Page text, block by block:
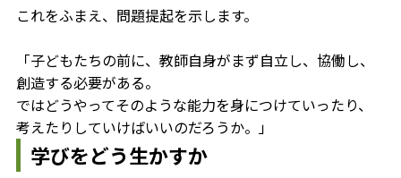
これをふまえ、問題提起を示します。
「子どもたちの前に、教師自身がまず自立し、協働し、
創造する必要がある。
ではどうやってそのような能力を身につけていったり、
考えたりしていけばいいのだろうか。」
学びをどう生かすか